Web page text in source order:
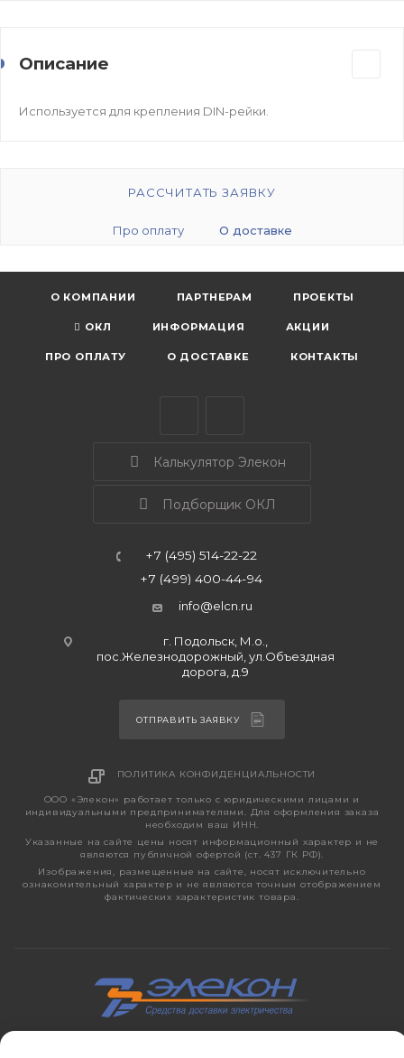
Описание
Используется для крепления DIN-рейки.
РАССЧИТАТЬ ЗАЯВКУ
Про оплату О доставке
О КОМПАНИИ ПАРТНЕРАМ ПРОЕКТЫ
ОКЛ ИНФОРМАЦИЯ АКЦИИ
ПРО ОПЛАТУ О ДОСТАВКЕ КОНТАКТЫ
Калькулятор Элекон
Подборщик ОКЛ
+7 (495) 514-22-22
+7 (499) 400-44-94
info@elcn.ru
г. Подольск, М.о.,
пос.Железнодорожный, ул.Объездная
дорога, д.9
ОТПРАВИТЬ ЗАЯВКУ
ПОЛИТИКА КОНФИДЕНЦИАЛЬНОСТИ
ООО «Элекон» работает только с юридическими лицами и
индивидуальными предпринимателями. Для оформления заказа
необходим ваш ИНН.
Указанные на сайте цены носят информационный характер и не
являются публичной офертой (ст. 437 ГК РФ).
Изображения, размещенные на сайте, носят исключительно
ознакомительный характер и не являются точным отображением
фактических характеристик товара.